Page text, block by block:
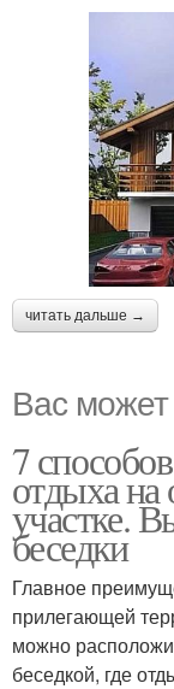
читать дальше →
Вас может
7
отдыха на
участке.
беседки
Главное
прилегающей
можно
беседкой, где